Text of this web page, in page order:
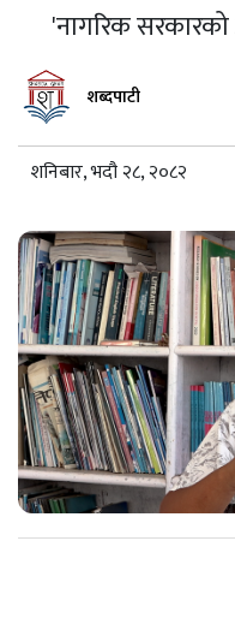
'नागरिक सरकारको
शब्दपाटी
शनिबार, भदौ २८, २०८२